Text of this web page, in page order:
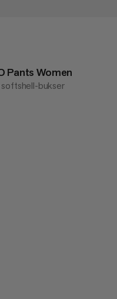
Pants Women
softshell-bukser